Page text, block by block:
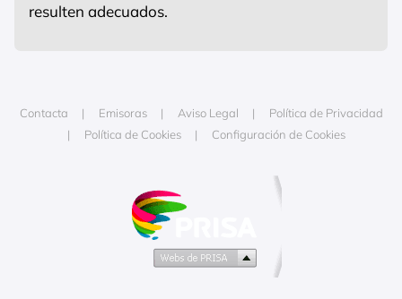
resulten adecuados.
Contacta Emisoras Aviso Legal
Política de Privacidad
Política de Cookies
Configuración de Cookies